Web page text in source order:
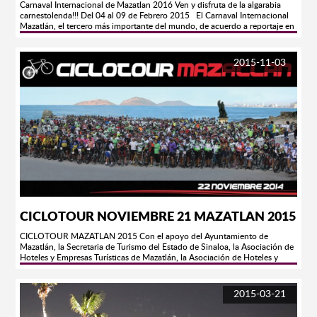
Carnaval Internacional de Mazatlan 2016 Ven y disfruta de la algarabia
carnestolenda!!! Del 04 al 09 de Febrero 2015 El Carnaval Internacional
Mazatlán, el tercero más importante del mundo, de acuerdo a reportaje en
nuestra página oficial http://carnavalmazatlan.net/ y en nuestras redes
sociales:Facebook: Carnaval Internacional MazatlánTwitter:
@CarnavalMZTInstagram: CarnavalInternacionalMazatlanGoogle +:
Carnaval Internacional Mazatlán OficialYouTube: Carnaval Internacional
Mazatlán OficialTodos los eventos del Carnaval los puedes ver EN VIVO
vía Internet por CULTURA TV el canal oficial de nuestra
fiesta http://culturamazatlan.com/culturatv/
https://www.youtube.com/watch?v=Tn0b97T-cIQ
https://www.youtube.com/watch?v=bZecln5IHbM
2015-11-03
CICLOTOUR NOVIEMBRE 21 MAZATLAN 2015
CICLOTOUR MAZATLAN 2015 Con el apoyo del Ayuntamiento de
Mazatlán, la Secretaria de Turismo del Estado de Sinaloa, la Asociación de
Hoteles y Empresas Turísticas de Mazatlán, la Asociación de Hoteles y
bicicleta de ruta como de montaña a participar en la quinta
Edición CICLOTOUR MAZATLÁN. Si eres apasionado del ciclismo y de los
grandes recorridos de GRAN FONDO, Mazatlán te espera este próximo 21
2015-03-21